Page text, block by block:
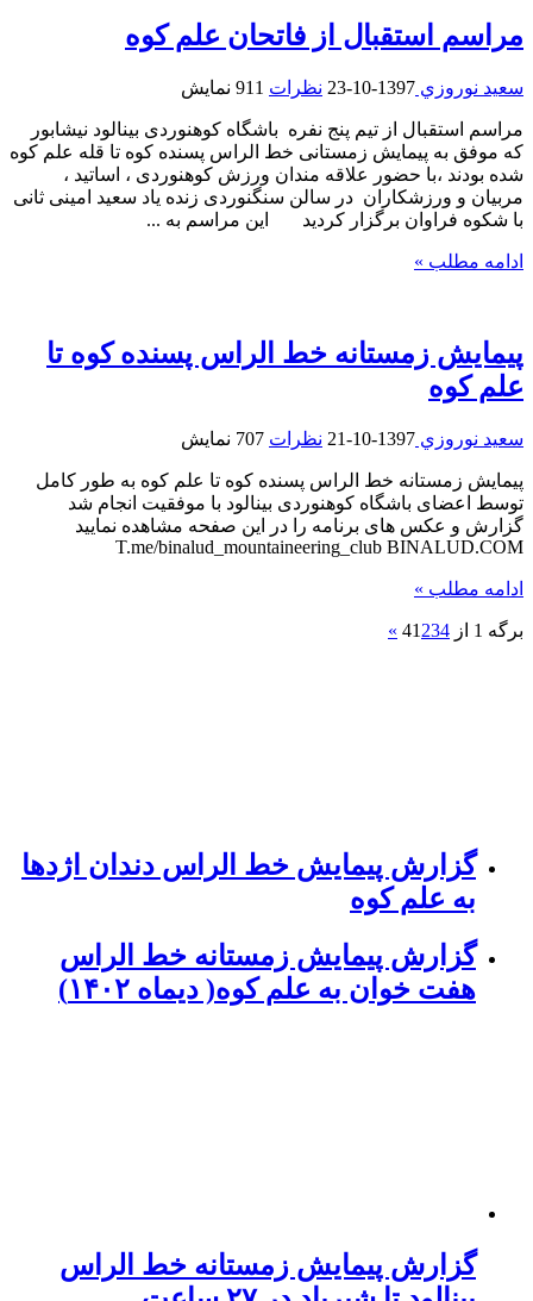
مراسم استقبال از فاتحان علم کوه
سعيد نوروزي 1397-10-23 نظرات 911 نمایش
مراسم استقبال از تیم پنج نفره باشگاه کوهنوردی بینالود نیشابور
که موفق به پیمایش زمستانی خط الراس پسنده کوه تا قله علم کوه
شده بودند ،با حضور علاقه مندان ورزش کوهنوردی ، اساتید ،
مربیان و ورزشکاران در سالن سنگنوردی زنده یاد سعید امینی ثانی
با شکوه فراوان برگزار کردید این مراسم به ...
ادامه مطلب »
پیمایش زمستانه خط الراس پسنده کوه تا
علم کوه
سعيد نوروزي 1397-10-21 نظرات 707 نمایش
پیمایش زمستانه خط الراس پسنده کوه تا علم کوه به طور کامل
توسط اعضای باشگاه کوهنوردی بینالود با موفقیت انجام شد
گزارش و عکس های برنامه را در این صفحه مشاهده نمایید
T.me/binalud_mountaineering_club BINALUD.COM
ادامه مطلب »
برگه 1 از 4 1 234
»
گزارش پیمایش خط الراس دندان اژدها
به علم کوه
گزارش پیمایش زمستانه خط الراس
هفت خوان به علم کوه( دیماه ۱۴۰۲)
گزارش پیمایش زمستانه خط الراس